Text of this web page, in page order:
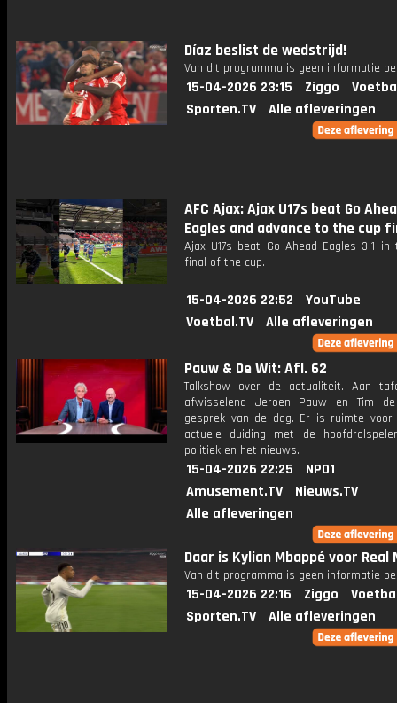
Díaz beslist de wedstrijd!
Van dit programma is geen informatie
15-04-2026 23:15 Ziggo
Sporten.TV
Alle afleveringen
AFC Ajax: Ajax U17s beat Go
Eagles and advance to the cup
Ajax U17s beat Go Ahead Eagles 3-1
final of the cup.
15-04-2026 22:52
YouTube
Voetbal.TV
Alle afleveringen
Pauw & De Wit: Afl. 62
Talkshow over de actualiteit. Aan
afwisselend Jeroen Pauw en Tim
gesprek van de dag. Er is ruimte
actuele duiding met de
politiek en het nieuws.
15-04-2026 22:25
NPO1
Amusement.TV
Nieuws.TV
Alle afleveringen
Daar is Kylian Mbappé voor Real
Van dit programma is geen informatie
15-04-2026 22:16 Ziggo
Sporten.TV
Alle afleveringen